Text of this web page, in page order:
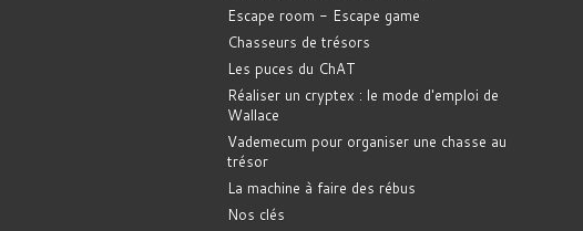
Escape room - Escape game
Chasseurs de trésors
Les puces du ChAT
Réaliser un cryptex : le mode d'emploi de
Wallace
Vademecum pour organiser une chasse au
trésor
La machine à faire des rébus
Nos clés